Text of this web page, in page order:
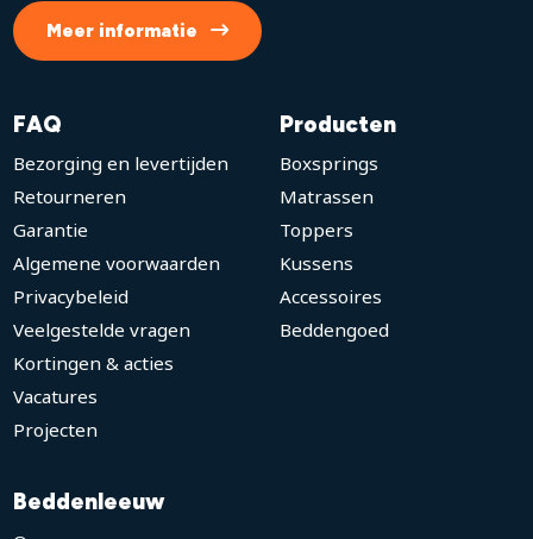
Meer informatie
FAQ
Bezorging en levertijden
Retourneren
Garantie
Algemene voorwaarden
Privacybeleid
Veelgestelde vragen
Kortingen & acties
Vacatures
Projecten
Producten
Boxsprings
Matrassen
Toppers
Kussens
Accessoires
Beddengoed
Beddenleeuw